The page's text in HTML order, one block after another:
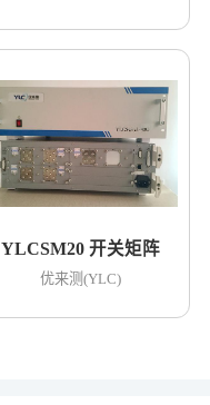
YLCSM20 开关矩阵
优来测(YLC)